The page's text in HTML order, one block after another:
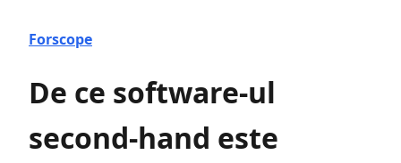
Forscope
De ce software-ul
second-hand este